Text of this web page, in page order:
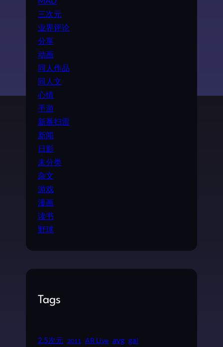
三次元
业界评论
分享
动画
同人作品
同人文
心情
手游
新番扫雷
新闻
日影
未分类
杂文
游戏
漫画
读书
野球
Tags
2.5次元 2011 AR Live avg gal